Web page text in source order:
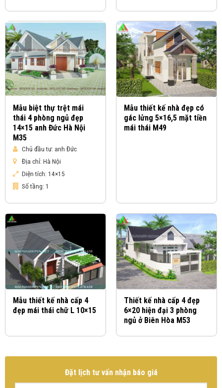
Mẫu biệt thự trệt mái
thái 4 phòng ngủ đẹp
14×15 anh Đức Hà Nội
M35
Chủ đầu tư: anh Đức
Địa chỉ: Hà Nội
Diện tích: 14×15
Số tầng: 1
Mẫu thiết kế nhà đẹp có
gác lửng 5×16,5 mặt tiền
mái thái M49
Mẫu thiết kế nhà cấp 4
đẹp mái thái chữ L 10×15
Thiết kế nhà cấp 4 đẹp
6×20 hiện đại 3 phòng
ngủ ở Biên Hòa M53
Đặt lịch tư vấn nhận báo giá